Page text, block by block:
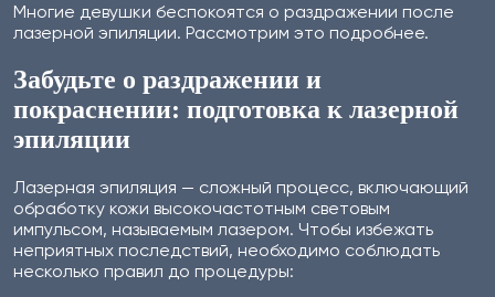
Многие девушки беспокоятся о раздражении после
лазерной эпиляции. Рассмотрим это подробнее.
Забудьте о раздражении и
покраснении: подготовка к лазерной
эпиляции
Лазерная эпиляция — сложный процесс, включающий
обработку кожи высокочастотным световым
импульсом, называемым лазером. Чтобы избежать
неприятных последствий, необходимо соблюдать
несколько правил до процедуры: